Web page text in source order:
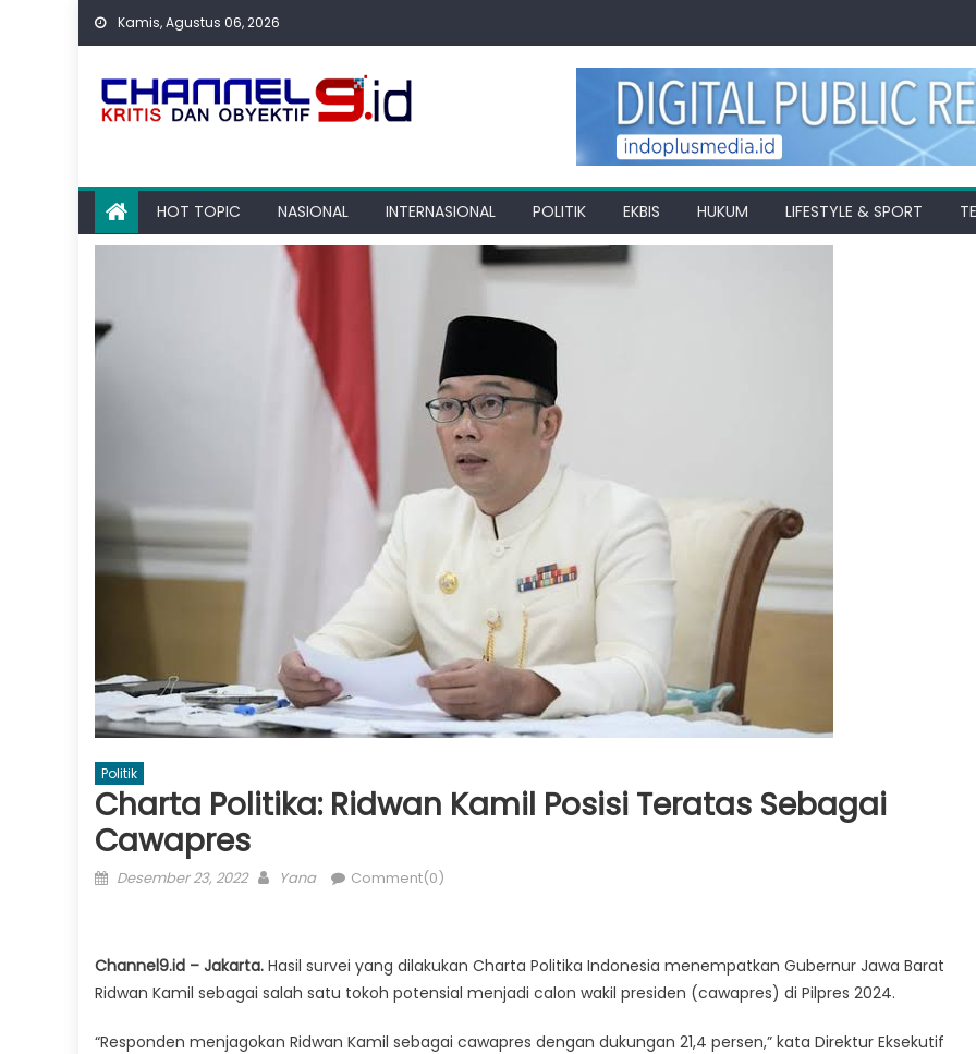
Skip
Kamis, Agustus 06, 2026
HOT TOPIC NASIONAL INTERNASIONAL POLITIK EKBIS HUKUM LIFESTYLE & SPORT
Politik
Charta Politika: Ridwan Kamil Posisi Teratas Sebagai
Cawapres
Posted
Desember 23, 2022 Author
Yana Comment(0)
Channel9.id – Jakarta. Hasil survei yang dilakukan Charta Politika Indonesia menempatkan Gubernur Jawa Barat
Ridwan Kamil sebagai salah satu tokoh potensial menjadi calon wakil presiden (cawapres) di Pilpres 2024.
“Responden menjagokan Ridwan Kamil sebagai cawapres dengan dukungan 21,4 persen,” kata Direktur Eksekutif